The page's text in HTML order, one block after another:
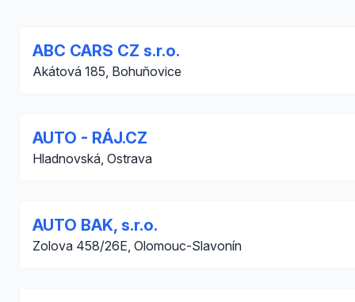
ABC CARS CZ s.r.o.
Akátová 185, Bohuňovice
AUTO - RÁJ.CZ
Hladnovská, Ostrava
AUTO BAK, s.r.o.
Zolova 458/26E, Olomouc-Slavonín